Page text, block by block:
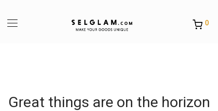
0
Great things are on the horizon